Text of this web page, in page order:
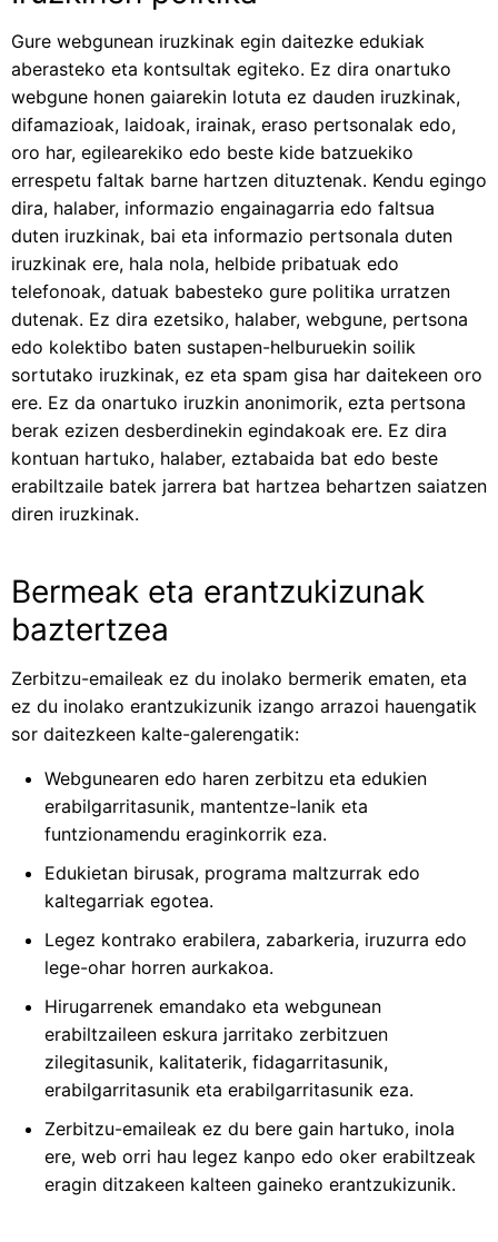
Gure webgunean iruzkinak egin daitezke edukiak
aberasteko eta kontsultak egiteko. Ez dira onartuko
webgune honen gaiarekin lotuta ez dauden iruzkinak,
difamazioak, laidoak, irainak, eraso pertsonalak edo,
oro har, egilearekiko edo beste kide batzuekiko
errespetu faltak barne hartzen dituztenak. Kendu egingo
dira, halaber, informazio engainagarria edo faltsua
duten iruzkinak, bai eta informazio pertsonala duten
iruzkinak ere, hala nola, helbide pribatuak edo
telefonoak, datuak babesteko gure politika urratzen
dutenak. Ez dira ezetsiko, halaber, webgune, pertsona
edo kolektibo baten sustapen-helburuekin soilik
sortutako iruzkinak, ez eta spam gisa har daitekeen oro
ere. Ez da onartuko iruzkin anonimorik, ezta pertsona
berak ezizen desberdinekin egindakoak ere. Ez dira
kontuan hartuko, halaber, eztabaida bat edo beste
erabiltzaile batek jarrera bat hartzea behartzen saiatzen
diren iruzkinak.
Bermeak eta erantzukizunak
baztertzea
Zerbitzu-emaileak ez du inolako bermerik ematen, eta
ez du inolako erantzukizunik izango arrazoi hauengatik
sor daitezkeen kalte-galerengatik:
Webgunearen edo haren zerbitzu eta edukien
erabilgarritasunik, mantentze-lanik eta
funtzionamendu eraginkorrik eza.
Edukietan birusak, programa maltzurrak edo
kaltegarriak egotea.
Legez kontrako erabilera, zabarkeria, iruzurra edo
lege-ohar horren aurkakoa.
Hirugarrenek emandako eta webgunean
erabiltzaileen eskura jarritako zerbitzuen
zilegitasunik, kalitaterik, fidagarritasunik,
erabilgarritasunik eta erabilgarritasunik eza.
Zerbitzu-emaileak ez du bere gain hartuko, inola
ere, web orri hau legez kanpo edo oker erabiltzeak
eragin ditzakeen kalteen gaineko erantzukizunik.